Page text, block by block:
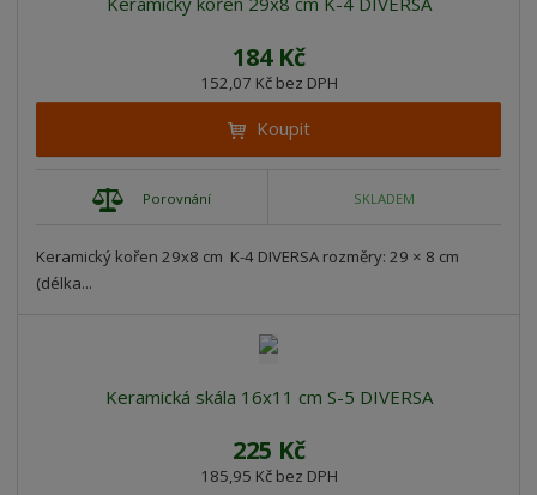
184 Kč
152,07 Kč bez DPH
Koupit
Porovnání SKLADEM
Keramický kořen 29x8 cm K-4 DIVERSA rozměry: 29 × 8 cm
(délka...
Keramická skála 16x11 cm S-5 DIVERSA
225 Kč
185,95 Kč bez DPH